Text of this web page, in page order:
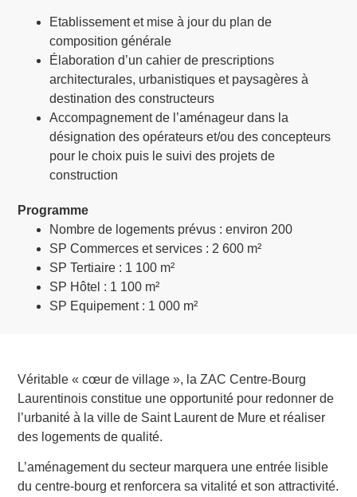
Etablissement et mise à jour du plan de
composition générale
Élaboration d’un cahier de prescriptions
architecturales, urbanistiques et paysagères à
destination des constructeurs
Accompagnement de l’aménageur dans la
désignation des opérateurs et/ou des concepteurs
pour le choix puis le suivi des projets de
construction
Programme
Nombre de logements prévus : environ 200
SP Commerces et services : 2 600 m²
SP Tertiaire : 1 100 m²
SP Hôtel : 1 100 m²
SP Equipement : 1 000 m²
Véritable « cœur de village », la ZAC Centre-Bourg
Laurentinois constitue une opportunité pour redonner de
l’urbanité à la ville de Saint Laurent de Mure et réaliser
des logements de qualité.
L’aménagement du secteur marquera une entrée lisible
du centre-bourg et renforcera sa vitalité et son attractivité.